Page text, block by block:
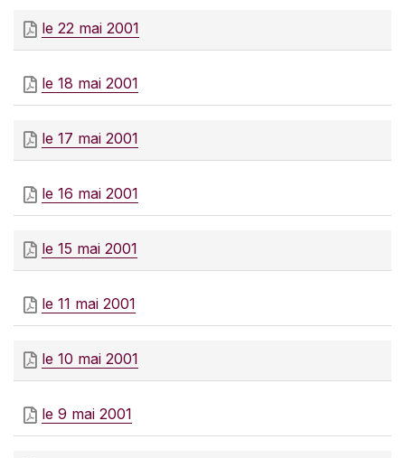
le 22 mai 2001
le 18 mai 2001
le 17 mai 2001
le 16 mai 2001
le 15 mai 2001
le 11 mai 2001
le 10 mai 2001
le 9 mai 2001